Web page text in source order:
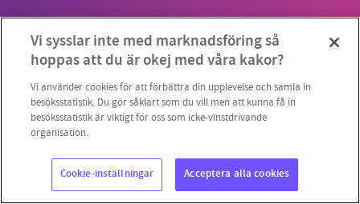
Copyright 2023 © Supermiljöbloggen Cookieinställningar
vill hjälpa oss.
Stötta vårt arbete genom att swisha en slant till
1231368703
Läs vad vi vill göra
Vi sysslar inte med marknadsföring så
hoppas att du är okej med våra kakor?
Vi använder cookies för att förbättra din upplevelse och samla in
besöksstatistik. Du gör såklart som du vill men att kunna få in
besöksstatistik är viktigt för oss som icke-vinstdrivande
organisation.
Cookie-inställningar Acceptera alla cookies